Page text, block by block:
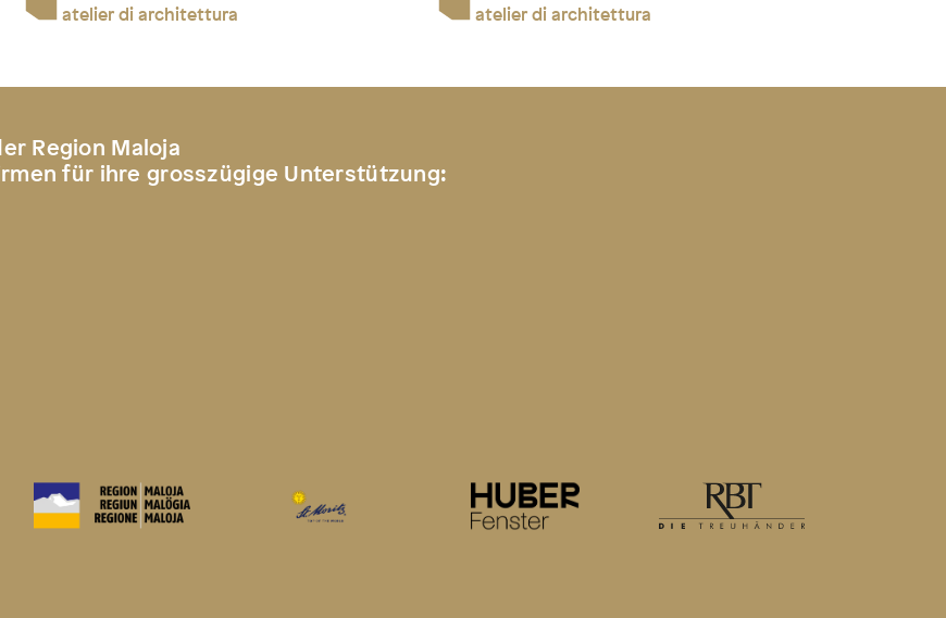
atelier di architettura atelier di architettura
Region Maloja
für ihre grosszügige Unterstützung: